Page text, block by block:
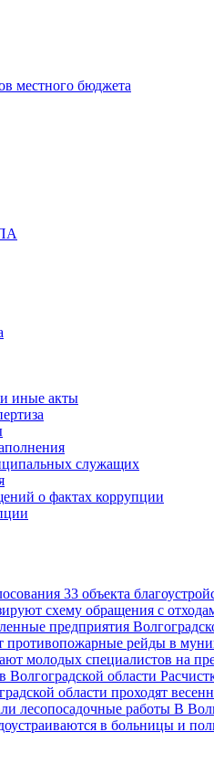
местного бюджета
иные акты
служащих
о фактах коррупции
В